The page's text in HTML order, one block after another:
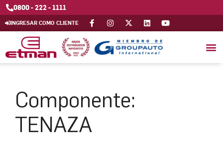
0800 - 222 - 1111
INGRESAR COMO CLIENTE
Componente:
TENAZA